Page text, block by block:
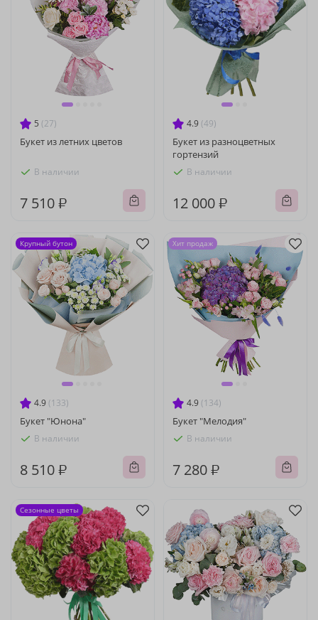
5 (27)
Букет из летних цветов
В наличии
7 510 ₽
4.9 (49)
Букет из разноцветных
гортензий
В наличии
12 000 ₽
4.9 (133)
Букет "Юнона"
В наличии
8 510 ₽
Крупный бутон
4.9 (134)
Букет "Мелодия"
В наличии
7 280 ₽
Хит продаж
Сезонные цветы